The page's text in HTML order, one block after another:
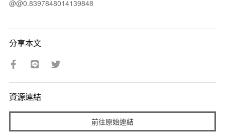
@@0.8397848014139848
分享本文
資源連結
前往原始連結